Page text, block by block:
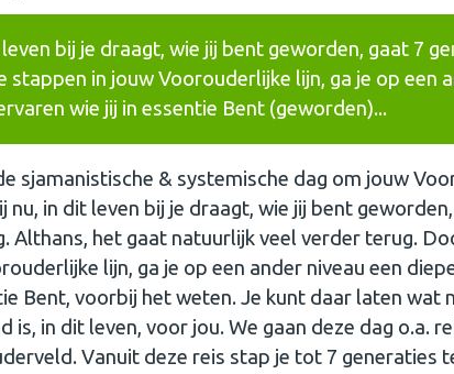
bij je draagt, wie jij bent geworden, gaat 7
stappen in jouw Voorouderlijke lijn, ga je op een
wie jij in essentie Bent (geworden)...
sjamanistische & systemische dag om jouw
in dit leven bij je draagt, wie jij bent
Althans, het gaat natuurlijk veel verder terug.
lijn, ga je op een ander niveau een
Bent, voorbij het weten. Je kunt daar laten wat
is, in dit leven, voor jou. We gaan deze dag o.a.
Vanuit deze reis stap je tot 7 generaties